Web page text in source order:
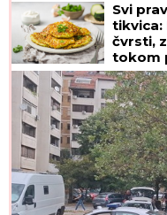
Svi
tikvica:
čvrsti,
tokom